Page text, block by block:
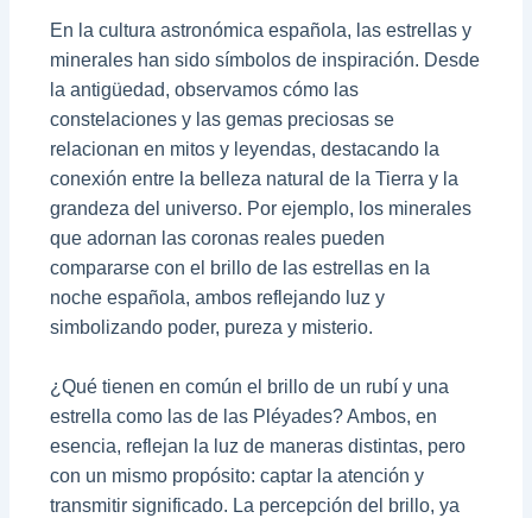
En la cultura astronómica española, las estrellas y
minerales han sido símbolos de inspiración. Desde
la antigüedad, observamos cómo las
constelaciones y las gemas preciosas se
relacionan en mitos y leyendas, destacando la
conexión entre la belleza natural de la Tierra y la
grandeza del universo. Por ejemplo, los minerales
que adornan las coronas reales pueden
compararse con el brillo de las estrellas en la
noche española, ambos reflejando luz y
simbolizando poder, pureza y misterio.
¿Qué tienen en común el brillo de un rubí y una
estrella como las de las Pléyades? Ambos, en
esencia, reflejan la luz de maneras distintas, pero
con un mismo propósito: captar la atención y
transmitir significado. La percepción del brillo, ya